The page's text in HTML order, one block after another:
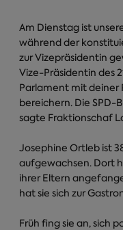
Am Dienstag ist
während der
zur Vizepräsidentin
Vize-Präsidentin des
Parlament mit deiner
bereichern. Die SPD-
sagte Fraktionschaf
Josephine Ortleb ist
aufgewachsen. Dort
ihrer Eltern
hat sie sich zur
Früh fing sie an, sich